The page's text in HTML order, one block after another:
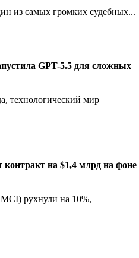
из самых громких судебных...
GPT-5.5 для сложных
технологический мир
на $1,4 млрд на фоне
рухнули на 10%,